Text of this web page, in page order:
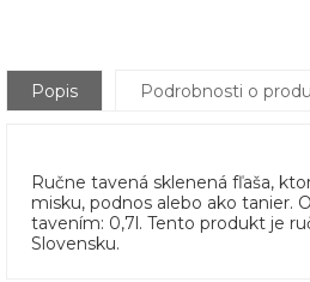
Popis Podrobnosti o
Ručne tavená sklenená fľaša,
misku, podnos alebo ako tanier.
tavením: 0,7l. Tento produkt je
Slovensku.